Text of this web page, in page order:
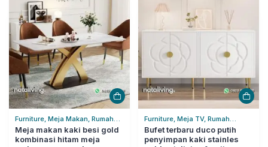
Furniture, Meja Makan, Rumah
Tangga
Meja makan kaki besi gold
kombinasi hitam meja
Furniture, Meja TV, Rumah
Tangga
Bufet terbaru duco putih
penyimpan kaki stainles